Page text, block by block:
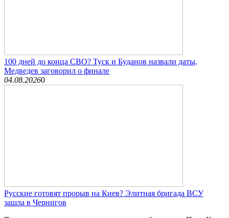
100 дней до конца СВО? Туск и Буданов назвали даты,
Медведев заговорил о финале
04.08.20260
Русские готовят прорыв на Киев? Элитная бригада ВСУ
зашла в Чернигов